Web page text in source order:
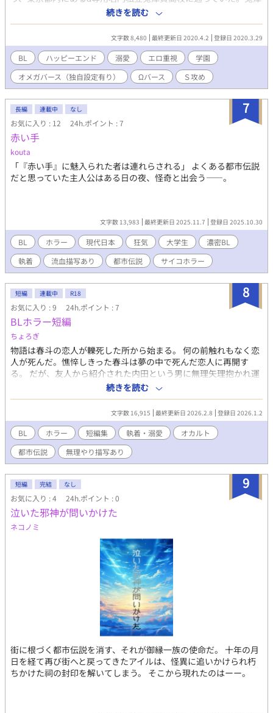
賀高校には教育用としてのΩが集められており、生徒たちに教育
として一か月に一度は性行為をなすことを推奨している。三井優
人も教師にせっつかれない程度にその保健学習室へと足を運び、
どうにかΩを満足させαらしく振舞う日々を送っていた。 しかし
αとΩの吐息が混じり合うその保健学習室で、Ωではなく三井優人
に熱い視線を送る男が居た。それは世界屈指の永塚財閥の御曹
司、永塚透である。しきりに関係を持とうとしてくる透を躱しな
がらも、優人は徐々に追い詰められていく……！ ～オメガバース
の世界観について～ オメガバースの世界には通常の男女の性別の
他にα、β、Ωの性別がつけられます。 Ωとして産まれると男性で
も直腸奥に子宮の代わりとなるものが形成され妊娠出来るのが最
大の特徴です。 α…人口の10％ほどを占める、支配階級。容姿端
麗、頭脳明晰、運動神経抜群とスパダリ的ポジション。 β…人口
の90％ほどを占める、一般的な人々。ほとんどのβはβと結婚しβ
の子をなす。 Ω…人口1％未満の希少種。成熟すると3ケ月に1度発
情期に突入し、強い性衝動に駆られるとともにパートナー、特にα
携帯が義務付けられている。発情期という不安定な時期を迎える
ために社会的地位は圧倒的に低く、Ωと分かった時点で自殺する
ものもいる。 番…発情期のΩのうなじをαが噛むと、それ以降その
Ωが出すフェロモンはそのαだけを誘引するようになる。『運命の
番』という都市伝説があり、その2人はお互いに気付くと全てを捨
ててでも結ばれようとするという。
続きを読む
文字数 8,480 最終更新日 2020.4.2 登録日 2020.3.29
BL ハッピーエンド 溺愛 エロ重視
学園
オメガバース（独自設定有り）
Ωバース Ｓ攻め
7
長編 連載中 なし
お気に入り : 12 24h.ポイント : 7
赤い手
kouta
「『赤い手』に魅入られた者は連れらされる」 よくある都市伝説
だと思っていた主人公はある日の夜、怪奇と出会う――。
文字数 13,983 最終更新日 2025.11.7 登録日 2025.10.30
BL ホラー 現代日本 狂気 大学生
濃密BL
執着
流血描写あり 都市伝説 サイコホラー
8
短編 連載中 R18
お気に入り : 9 24h.ポイント : 7
BLホラー短編
ちょろぎ
物語は春斗の恋人が轢死した所から始まる。 何の前触れもなく恋
人が死んだ。憔悴しきった春斗は夢の中で死んだ恋人に再開す
る。 だが、友人から紹介された内田という男に無理矢理抱かれ運
命は変わってしまった。 ライトなBLホラー。不定期更新。※は
R18 攻→内田
続きを読む
文字数 16,915 最終更新日 2026.2.8 登録日 2026.1.2
BL ホラー 短編集 執着・溺愛
オカルト
都市伝説
無理やり描写あり
9
短編 完結 なし
お気に入り : 4 24h.ポイント : 0
泣いた邪神が問いかけた
ネコノミ
街に根づく都市伝説を消す、それが御縁一族の使命だ。 十年の月
日を経て再び街へと戻ってきたアイルは、怪異に追いかけられ朽
ちかけた祠の封印を解いてしまう。 そこから現れたのはーー。